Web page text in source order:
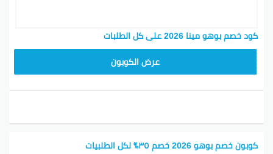
كود خصم بوهو مينا 2026 على كل الطلبات
عرض الكوبون
كوبون خصم بوهو 2026 خصم ٣٥٪ لكل الطلبيات